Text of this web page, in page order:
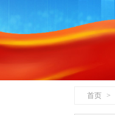
首页 >